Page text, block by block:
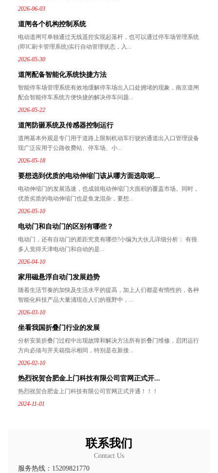
2026-06-03
道闸各个机构控制系统
电动道闸可单独通过无线遥控实现起落杆，也可以通过停车场管理系统
(即IC刷卡管理系统)实行自动管理状态，入...
2026-05-30
道闸配备智能化系统快捷方法
智能停车场管理系统有效地缓解停车场出入口处拥堵的现象，南京道闸
配合智能停车系统方便快捷的解决停车问题...
2026-05-22
道闸防砸系统及传感器控制运行
道闸基本外观是专门用于道路上限制机动车行驶的通道出入口管理设备
现广泛应用于公路收费站、停车场、小...
2026-05-18
要想选到优质的电动伸缩门该从哪方面选取呢...
电动伸缩门的发展迅速，也成就电动伸缩门大面积的覆盖市场。同时，
优质劣质的电动伸缩门也是鱼龙混杂，要想...
2026-05-10
电动门和自动门的区别有哪些？
电动门，还有自动门的差距究竟有哪些?小编为大伙儿详细分析： 有很
多人觉得天津电动门和自动的是...
2026-04-10
家用磁悬浮自动门发展趋势
随着生活节奏的加快及生活水平的提高，加上人们都是有惰性的，各种
智能化科技产品大量涌现在人们的视野中，...
2026-03-10
坐看我国折叠门行业的发展
分析安装折叠门过程中出现故障和解决方法所有折叠门维修，启闭运行
方向必须与开关箱指示相同，特别是在新接...
2026-02-10
热烈祝贺合肥金上门科技有限公司官网正式开...
热烈祝贺合肥金上门科技有限公司官网正式开通！！！
2024-11-01
联系我们
Contact Us
服务热线：15209821770